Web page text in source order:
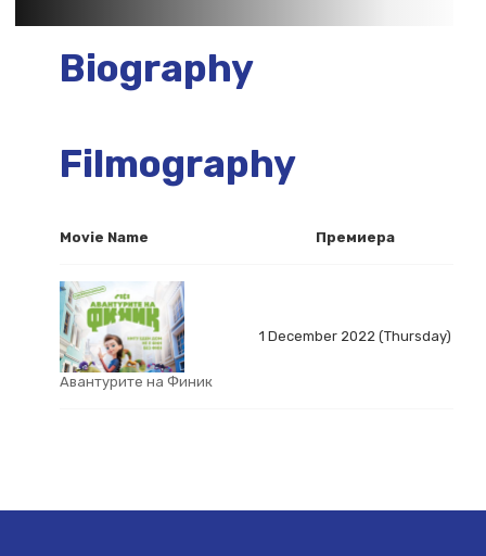
Biography
Filmography
Movie Name Премиера
Авантурите на Финик
1 December 2022 (Thursday)